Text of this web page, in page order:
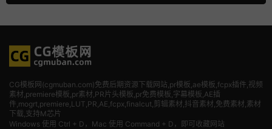
CG模板网(cgmuban.com)免费后期资源下载网站,pr模板,ae模板,fcpx插件,视频
素材 ,premiere模板,pr素材,PR片头模板,pr免费模板,字幕模板,AE插
件,mogrt,premiere,LUT,PR,AE,fcpx,finalcut,剪辑素材,抖音素材,免费素材,素材
下载,支持M芯片
Windows 使用 Ctrl + D，Mac 使用 Command + D，即可收藏网站